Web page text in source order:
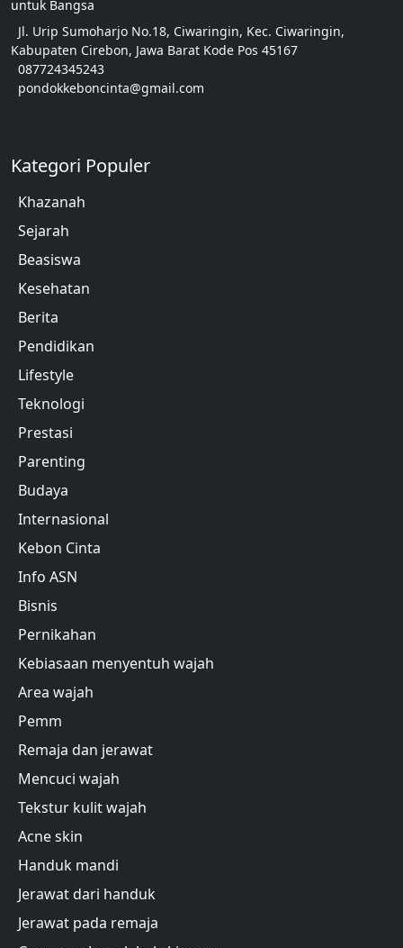
untuk Bangsa
Jl. Urip Sumoharjo No.18, Ciwaringin, Kec. Ciwaringin,
Kabupaten Cirebon, Jawa Barat Kode Pos 45167
087724345243
pondokkeboncinta@gmail.com
Kategori Populer
Khazanah
Sejarah
Beasiswa
Kesehatan
Berita
Pendidikan
Lifestyle
Teknologi
Prestasi
Parenting
Budaya
Internasional
Kebon Cinta
Info ASN
Bisnis
Pernikahan
Kebiasaan menyentuh wajah
Area wajah
Pemm
Remaja dan jerawat
Mencuci wajah
Tekstur kulit wajah
Acne skin
Handuk mandi
Jerawat dari handuk
Jerawat pada remaja